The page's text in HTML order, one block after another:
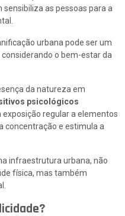
sensibiliza as pessoas para a
urbana pode ser um
considerando o bem-estar da
da natureza em
psicológicos
exposição regular a elementos
concentração e estimula a
infraestrutura urbana, não
física, mas também